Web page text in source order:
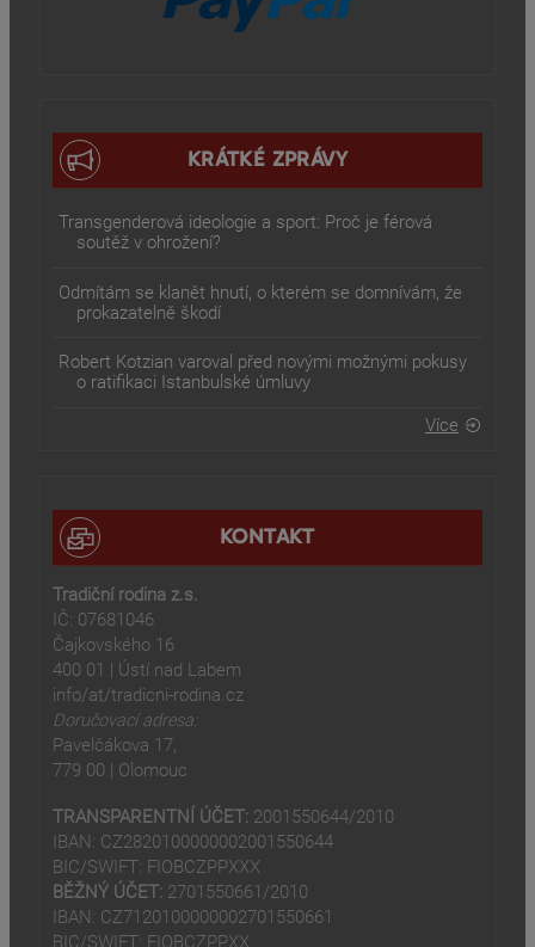
KRÁTKÉ ZPRÁVY
Transgenderová ideologie a sport: Proč je férová
soutěž v ohrožení?
Odmítám se klanět hnutí, o kterém se domnívám, že
prokazatelně škodí
Robert Kotzian varoval před novými možnými pokusy
o ratifikaci Istanbulské úmluvy
Více
KONTAKT
Tradiční rodina z.s.
IČ: 07681046
Čajkovského 16
400 01 | Ústí nad Labem
info/at/tradicni-rodina.cz
Doručovací adresa:
Pavelčákova 17,
779 00 | Olomouc
TRANSPARENTNÍ ÚČET: 2001550644/2010
IBAN: CZ2820100000002001550644
BIC/SWIFT: FIOBCZPPXXX
BĚŽNÝ ÚČET: 2701550661/2010
IBAN: CZ7120100000002701550661
BIC/SWIFT: FIOBCZPPXX